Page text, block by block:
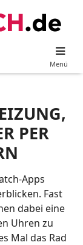
Menü
PER
Apps
Fast
dabei eine
Uhren zu
Mal das Rad